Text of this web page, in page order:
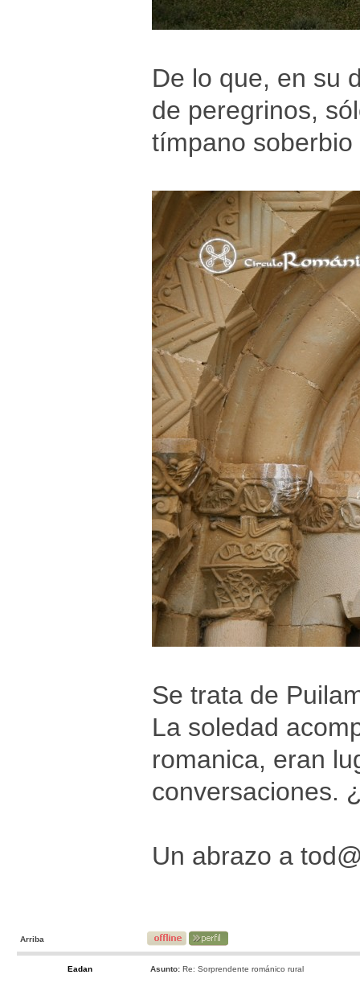
De lo que, en su
de peregrinos,
tímpano
Se trata de
La soledad
romanica, eran
conversaciones.
Un abrazo a
Arriba
Eadan Asunto: Re: Sorprendente románico rural